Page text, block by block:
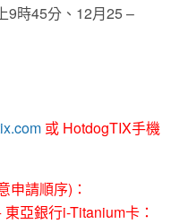
9時45分、12月25 –
或 HotdogTIX手機
申請順序)：
亞銀行i-Titanium卡：